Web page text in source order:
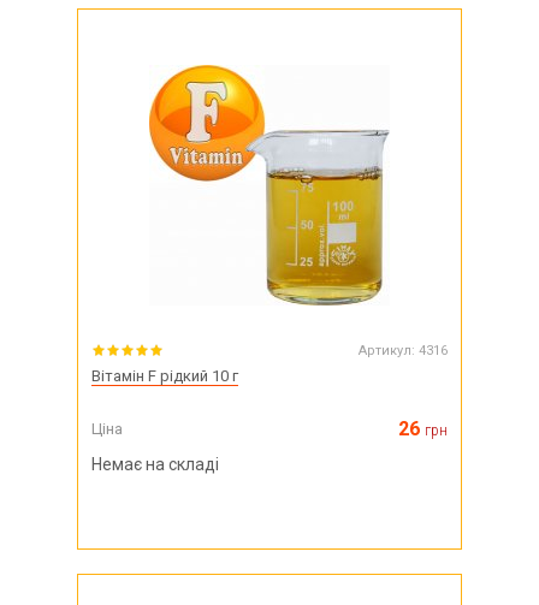
Артикул: 4316
Вітамін F рідкий 10 г
Ціна 26 грн
Немає на складі